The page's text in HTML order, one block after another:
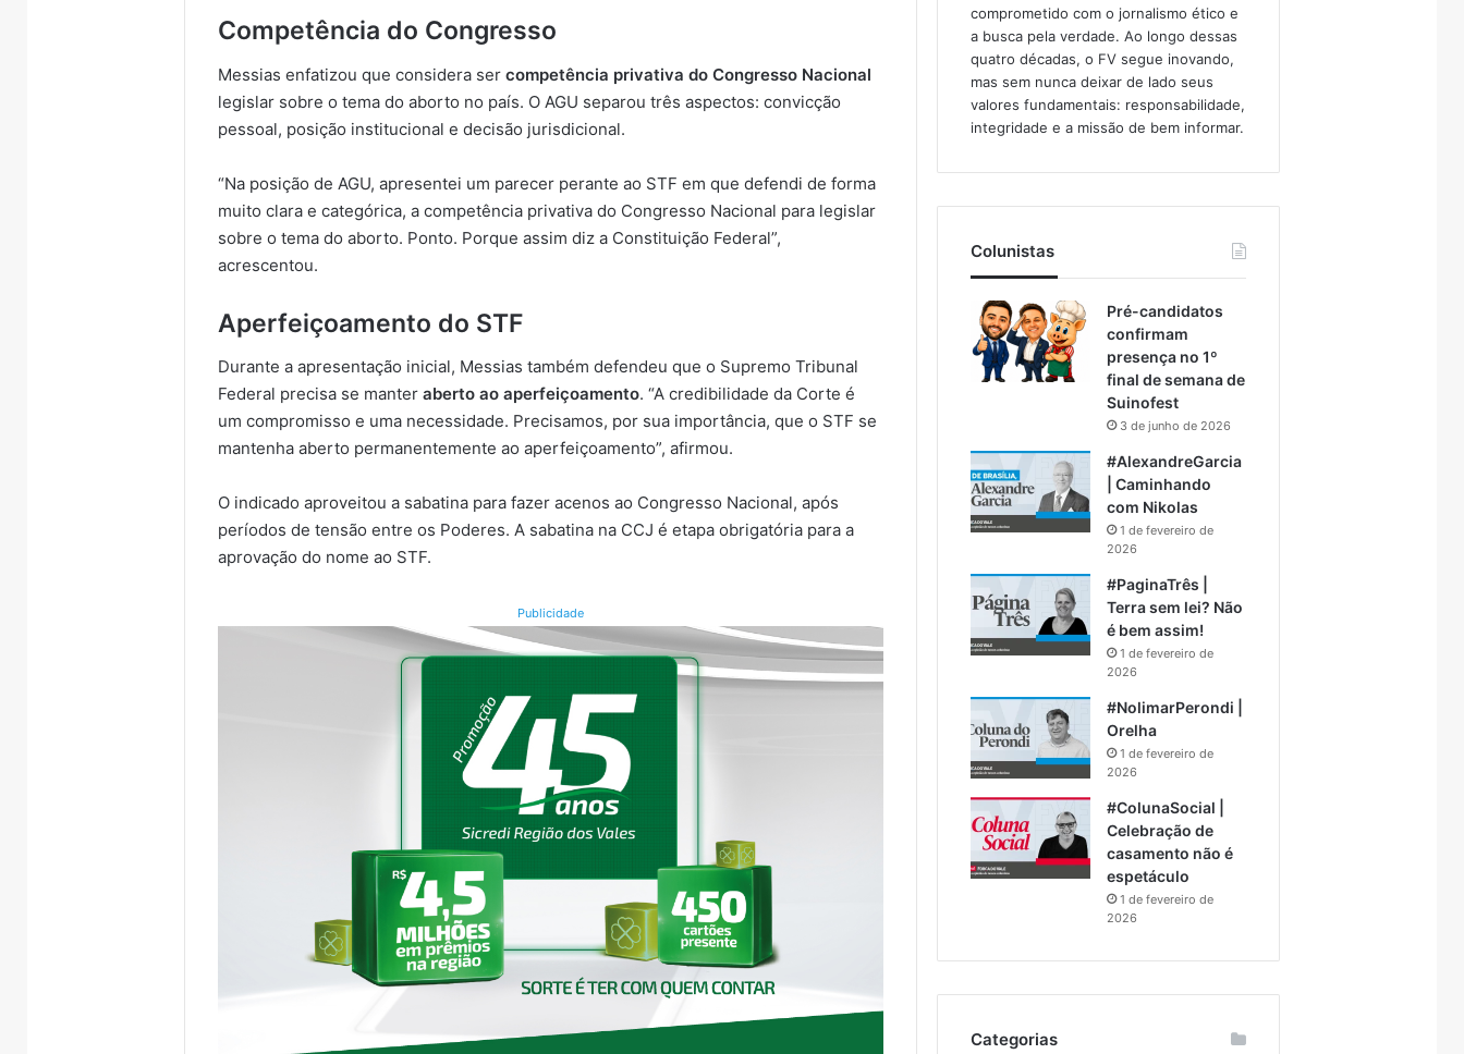
Competência do Congresso
Messias enfatizou que considera sercompetência privativa do Congresso Nacional
legislar sobre o tema do aborto no país. O AGU separou três aspectos: convicção
pessoal, posição institucional e decisão jurisdicional.
“Na posição de AGU, apresentei um parecer perante ao STF em que defendi de forma
muito clara e categórica, a competência privativa do Congresso Nacional para legislar
sobre o tema do aborto. Ponto. Porque assim diz a Constituição Federal”,
acrescentou.
Aperfeiçoamento do STF
Durante a apresentação inicial, Messias também defendeu que o Supremo Tribunal
Federal precisa se manteraberto ao aperfeiçoamento. “A credibilidade da Corte é
um compromisso e uma necessidade. Precisamos, por sua importância, que o STF se
mantenha aberto permanentemente ao aperfeiçoamento”, afirmou.
O indicado aproveitou a sabatina para fazer acenos ao Congresso Nacional, após
períodos de tensão entre os Poderes. A sabatina na CCJ é etapa obrigatória para a
aprovação do nome ao STF.
Publicidade
comprometido com o jornalismo ético e
a busca pela verdade. Ao longo dessas
quatro décadas, o FV segue inovando,
mas sem nunca deixar de lado seus
valores fundamentais: responsabilidade,
integridade e a missão de bem informar.​
Colunistas
Pré-candidatos
confirmam
presença no 1º
final de semana de
Suinofest
3 de junho de 2026
#AlexandreGarcia
| Caminhando
com Nikolas
1 de fevereiro de
2026
#PaginaTrês |
Terra sem lei? Não
é bem assim!
1 de fevereiro de
2026
#NolimarPerondi |
Orelha
1 de fevereiro de
2026
#ColunaSocial |
Celebração de
casamento não é
espetáculo
1 de fevereiro de
2026
Categorias